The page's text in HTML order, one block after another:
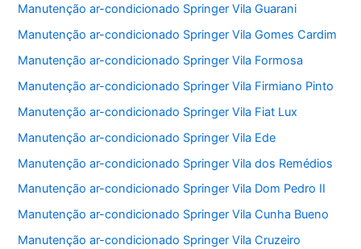
Manutenção ar-condicionado Springer Vila Guarani
Manutenção ar-condicionado Springer Vila Gomes Cardim
Manutenção ar-condicionado Springer Vila Formosa
Manutenção ar-condicionado Springer Vila Firmiano Pinto
Manutenção ar-condicionado Springer Vila Fiat Lux
Manutenção ar-condicionado Springer Vila Ede
Manutenção ar-condicionado Springer Vila dos Remédios
Manutenção ar-condicionado Springer Vila Dom Pedro II
Manutenção ar-condicionado Springer Vila Cunha Bueno
Manutenção ar-condicionado Springer Vila Cruzeiro